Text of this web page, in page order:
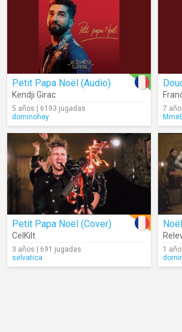
Petit Papa Noël (Audio)
Kendji Girac
5 años | 6193 jugadas
dominohey
7
Petit Papa Noël (Cover)
CelKilt
3 años | 691 jugadas
selvatica
1